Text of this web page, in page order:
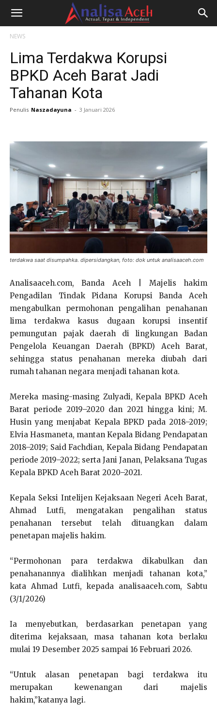
NEWS
Lima Terdakwa Korupsi
BPKD Aceh Barat Jadi
Tahanan Kota
Penulis Naszadayuna - 3 Januari 2026
terdakwa saat disumpahka. dipersidangkan, foto: dok untuk analisaaceh.com
Analisaaceh.com, Banda Aceh | Majelis hakim
Pengadilan Tindak Pidana Korupsi Banda Aceh
mengabulkan permohonan pengalihan penahanan
lima terdakwa kasus dugaan korupsi insentif
pemungutan pajak daerah di lingkungan Badan
Pengelola Keuangan Daerah (BPKD) Aceh Barat,
sehingga status penahanan mereka diubah dari
rumah tahanan negara menjadi tahanan kota.
Mereka masing-masing Zulyadi, Kepala BPKD Aceh
Barat periode 2019–2020 dan 2021 hingga kini; M.
Husin yang menjabat Kepala BPKD pada 2018–2019;
Elvia Hasmaneta, mantan Kepala Bidang Pendapatan
2018–2019; Said Fachdian, Kepala Bidang Pendapatan
periode 2019–2022; serta Jani Janan, Pelaksana Tugas
Kepala BPKD Aceh Barat 2020–2021.
Kepala Seksi Intelijen Kejaksaan Negeri Aceh Barat,
Ahmad Lutfi, mengatakan pengalihan status
penahanan tersebut telah dituangkan dalam
penetapan majelis hakim.
“Permohonan para terdakwa dikabulkan dan
penahanannya dialihkan menjadi tahanan kota,”
kata Ahmad Lutfi, kepada analisaaceh.com, Sabtu
(3/1/2026)
Ia menyebutkan, berdasarkan penetapan yang
diterima kejaksaan, masa tahanan kota berlaku
mulai 19 Desember 2025 sampai 16 Februari 2026.
“Untuk alasan penetapan bagi terdakwa itu
merupakan kewenangan dari majelis
hakim,”katanya lagi.